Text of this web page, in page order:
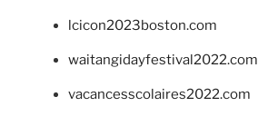
lcicon2023boston.com
waitangidayfestival2022.com
vacancesscolaires2022.com